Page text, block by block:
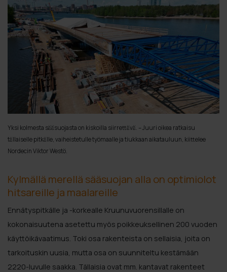
Kylmällä merellä sääsuojan alla on optimiolot
hitsareille ja maalareille
Ennätyspitkälle ja -korkealle Kruunuvuorensillalle on
kokonaisuutena asetettu myös poikkeuksellinen 200 vuoden
käyttöikävaatimus. Toki osa rakenteista on sellaisia, joita on
tarkoituskin uusia, mutta osa on suunniteltu kestämään
2220-luvulle saakka. Tällaisia ovat mm. kantavat rakenteet
Yksi kolmesta sääsuojasta on kiskoilla siirrettävä. – Juuri oikea ratkaisu
tällaiselle pitkälle, vaiheistetulle työmaalle ja tiukkaan aikatauluun, kiittelee
Nordecin Viktor Westö.